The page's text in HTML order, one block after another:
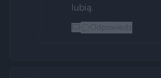
lubią.